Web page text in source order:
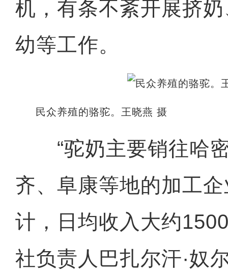
机，有条不紊开展挤
幼等工作。
民众养殖的骆驼。王晓燕 摄
“驼奶主要销往哈密
齐、阜康等地的加工
计，日均收入大约
社负责人巴扎尔汗·奴